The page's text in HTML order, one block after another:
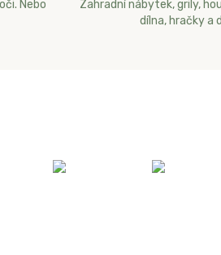
Nebo
Zahradní nábytek, grily,
dílna, hračky a